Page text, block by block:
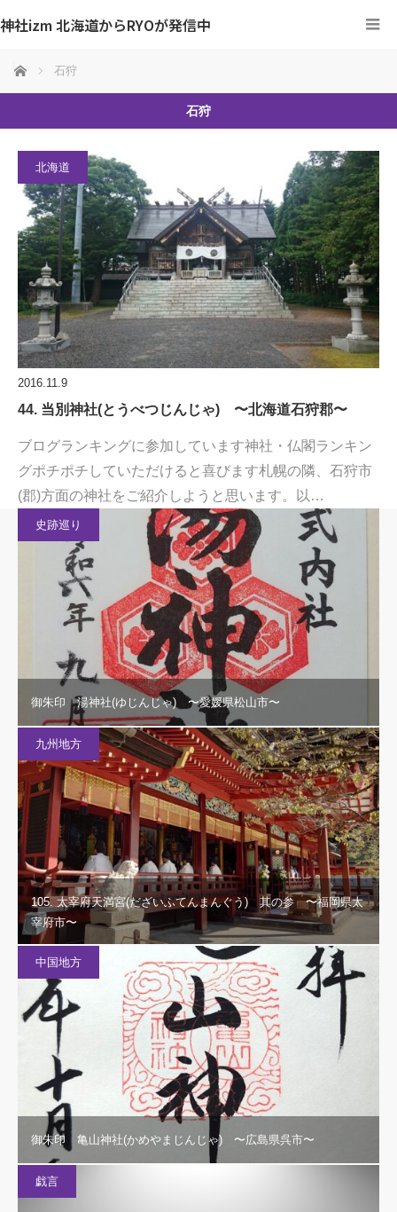
神社izm 北海道からRYOが発信中
ホーム 石狩
石狩
北海道
2016.11.9
44. 当別神社(とうべつじんじゃ) 〜北海道石狩郡〜
ブログランキングに参加しています神社・仏閣ランキン
グポチポチしていただけると喜びます札幌の隣、石狩市
(郡)方面の神社をご紹介しようと思います。以…
史跡巡り
御朱印 湯神社(ゆじんじゃ) 〜愛媛県松山市〜
九州地方
105. 太宰府天満宮(だざいふてんまんぐう) 其の参 〜福岡県太
宰府市〜
中国地方
御朱印 亀山神社(かめやまじんじゃ) 〜広島県呉市〜
戯言